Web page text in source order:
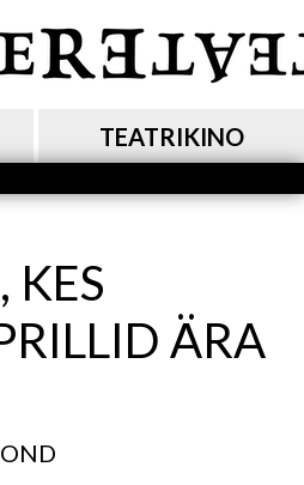
edasi
põhisisu
TEATRIKINO
KES
ÄRA